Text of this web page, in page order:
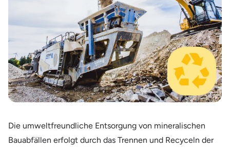
Die umweltfreundliche Entsorgung von mineralischen
Bauabfällen erfolgt durch das Trennen und Recyceln der